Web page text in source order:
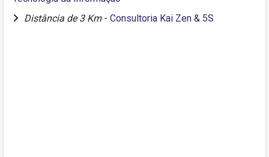
Distância de 3 Km - Consultoria Kai Zen & 5S